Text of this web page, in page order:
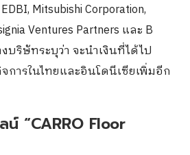
Mitsubishi Corporation,
Ventures Partners และ B
บริษัทระบุว่า จะนำเงินที่ได้ไป
การในไทยและอินโดนีเซียเพิ่มอีก
น์ “CARRO Floor